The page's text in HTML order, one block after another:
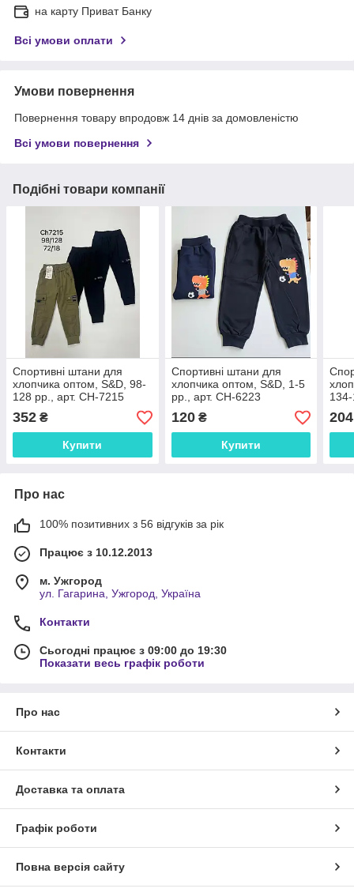
на карту Приват Банку
Всі умови оплати
Умови повернення
Повернення товару впродовж 14 днів за домовленістю
Всі умови повернення
Подібні товари компанії
Спортивні штани для
хлопчика оптом, S&D, 98-
128 рр., арт. CH-7215
352 ₴
Купити
Спортивні штани для
хлопчика оптом, S&D, 1-5
рр., арт. CH-6223
120₴
Купити
204
Про нас
100% позитивних з 56 відгуків за рік
Працює з 10.12.2013
м. Ужгород
ул. Гагарина, Ужгород, Україна
Контакти
Сьогодні працює з 09:00 до 19:30
Показати весь графік роботи
Про нас
Контакти
Доставка та оплата
Графік роботи
Повна версія сайту